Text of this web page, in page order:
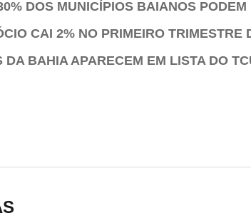
DOS MUNICÍPIOS BAIANOS
CAI 2% NO PRIMEIRO TRIMESTRE
DA BAHIA APARECEM EM LISTA DO